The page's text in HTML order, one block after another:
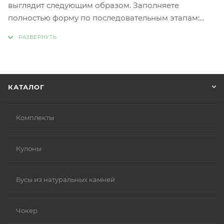
выглядит следующим образом. Заполняете
полностью форму по последовательным этапам:
КАТАЛОГ
Комплекты
Кулоны
Бусы из натуральных камней
Чокер